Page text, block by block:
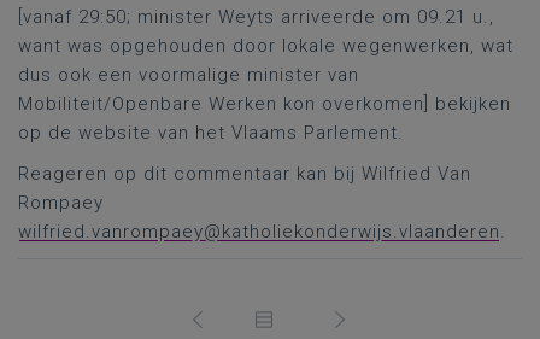
[vanaf 29:50; minister Weyts arriveerde om 09.21 u.,
want was opgehouden door lokale wegenwerken, wat
dus ook een voormalige minister van
Mobiliteit/Openbare Werken kon overkomen] bekijken
op de website van het Vlaams Parlement.
Reageren op dit commentaar kan bij Wilfried Van
Rompaey
wilfried.vanrompaey@katholiekonderwijs.vlaanderen.